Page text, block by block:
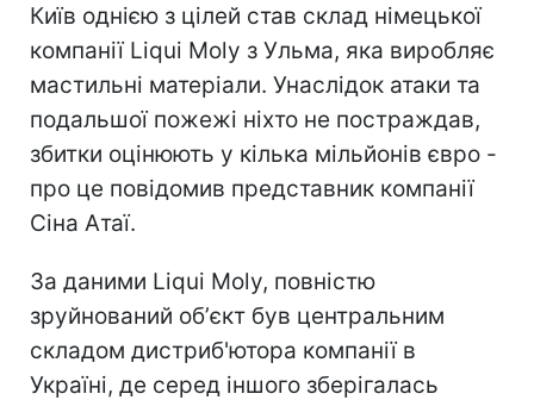
Київ однією з цілей став склад німецької
компанії Liqui Moly з Ульма, яка виробляє
мастильні матеріали. Унаслідок атаки та
подальшої пожежі ніхто не постраждав,
збитки оцінюють у кілька мільйонів євро -
про це повідомив представник компанії
Сіна Атаї.
За даними Liqui Moly, повністю
зруйнований обʼєкт був центральним
складом дистриб'ютора компанії в
Україні, де серед іншого зберігалась